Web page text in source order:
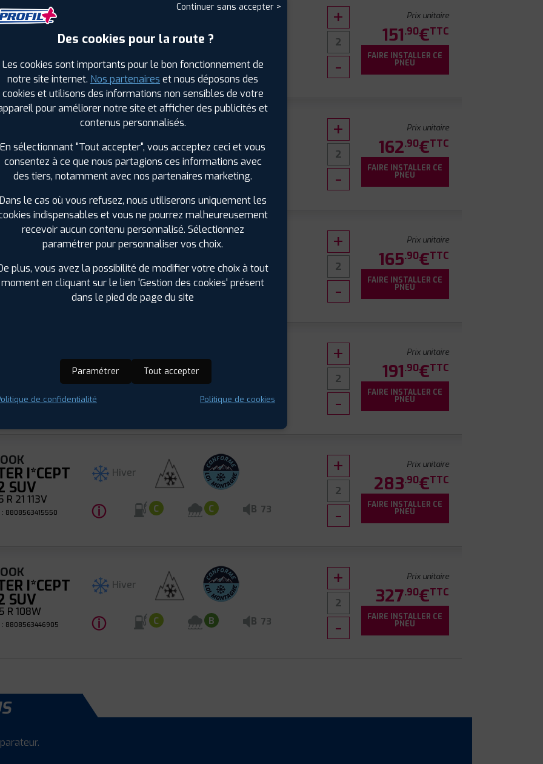
I*CEPT
16 109H
: 8808563410616 ⓘ D C B 72
Prix unitaire
151.90€TTC
FAIRE INSTALLER CE
PNEU
I*CEPT
SUV
18 109V
: 8808563407463 ⓘ D C
Prix unitaire
162.90€TTC
FAIRE INSTALLER CE
PNEU
I*CEPT
SUV
16 112T
: 8808563429229
Hiver
ⓘ C C B 73
Prix unitaire
165.90€TTC
FAIRE INSTALLER CE
PNEU
I*CEPT
19 107V
: 8808563407456
Hiver
ⓘ C B 73
Prix unitaire
191.90€TTC
FAIRE INSTALLER CE
PNEU
I*CEPT
SUV
21 113V
: 8808563415550
Hiver
ⓘ C C B 73
Prix unitaire
283.90€TTC
FAIRE INSTALLER CE
PNEU
I*CEPT
SUV
R 108W
: 8808563446905
Hiver
ⓘ C B B 73
Prix unitaire
327.90€TTC
FAIRE INSTALLER CE
PNEU
Continuer sans accepter >
Des cookies pour la route ?
Les cookies sont importants pour le bon fonctionnement de
notre site internet. Nos partenaires et nous déposons des
cookies et utilisons des informations non sensibles de votre
pour améliorer notre site et afficher des publicités et
contenus personnalisés.
En sélectionnant "Tout accepter", vous acceptez ceci et vous
consentez à ce que nous partagions ces informations avec
des tiers, notamment avec nos partenaires marketing.
Dans le cas où vous refusez, nous utiliserons uniquement les
indispensables et vous ne pourrez malheureusement
recevoir aucun contenu personnalisé. Sélectionnez
paramétrer pour personnaliser vos choix.
plus, vous avez la possibilité de modifier votre choix à tout
moment en cliquant sur le lien 'Gestion des cookies' présent
dans le pied de page du site
Paramétrer Tout accepter
de confidentialité Politique de cookies